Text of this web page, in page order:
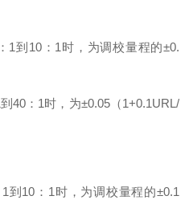
1时，为调校量程的±0.
时，为±0.05（1+0.1URL/
1时，为调校量程的±0.1